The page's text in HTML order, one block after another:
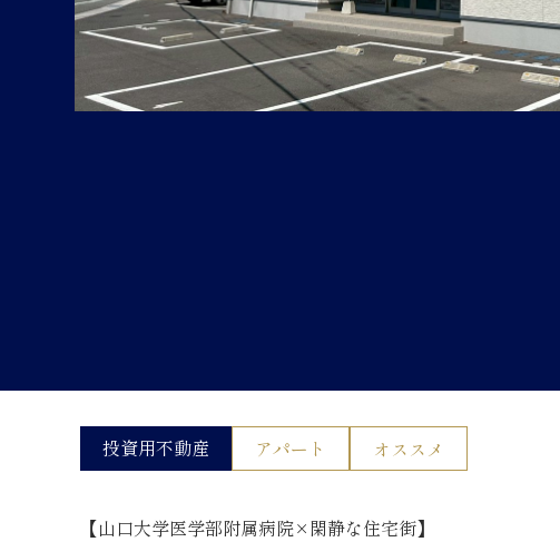
投資用不動産 アパート オススメ
【山口大学医学部附属病院×閑静な住宅街】